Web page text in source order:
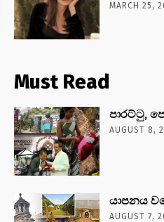
MARCH 25,
Must Read
පාරට්ටු,
AUGUST 8,
යාපනය
AUGUST 7,